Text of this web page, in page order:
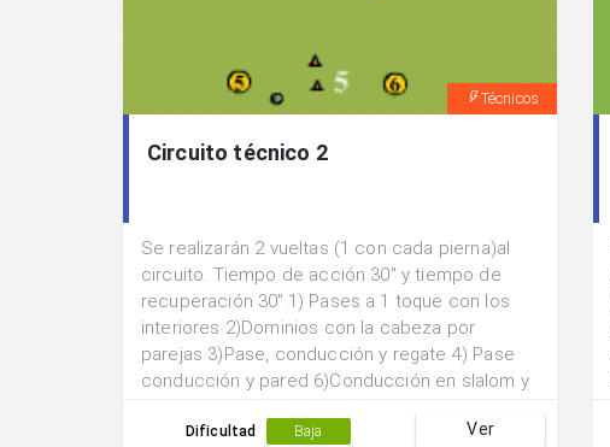
Técnicos
Circuito técnico 2
Se realizarán 2 vueltas (1 con cada pierna)al
circuito. Tiempo de acción 30" y tiempo de
recuperación 30".1) Pases a 1 toque con los
interiores 2)Dominios con la cabeza por
parejas 3)Pase, conducción y regate 4) Pase
conducción y pared 6)Conducción en slalom y
requieran, el balón comenzará en el lado
Dificultad Baja Ver